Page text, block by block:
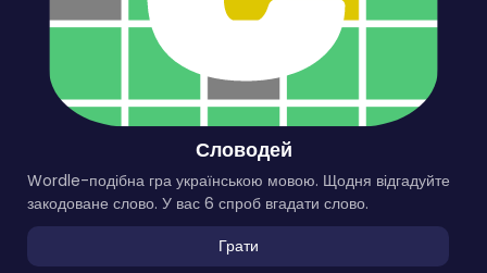
Словодей
Wordle-подібна гра українською мовою. Щодня відгадуйте
закодоване слово. У вас 6 спроб вгадати слово.
Грати